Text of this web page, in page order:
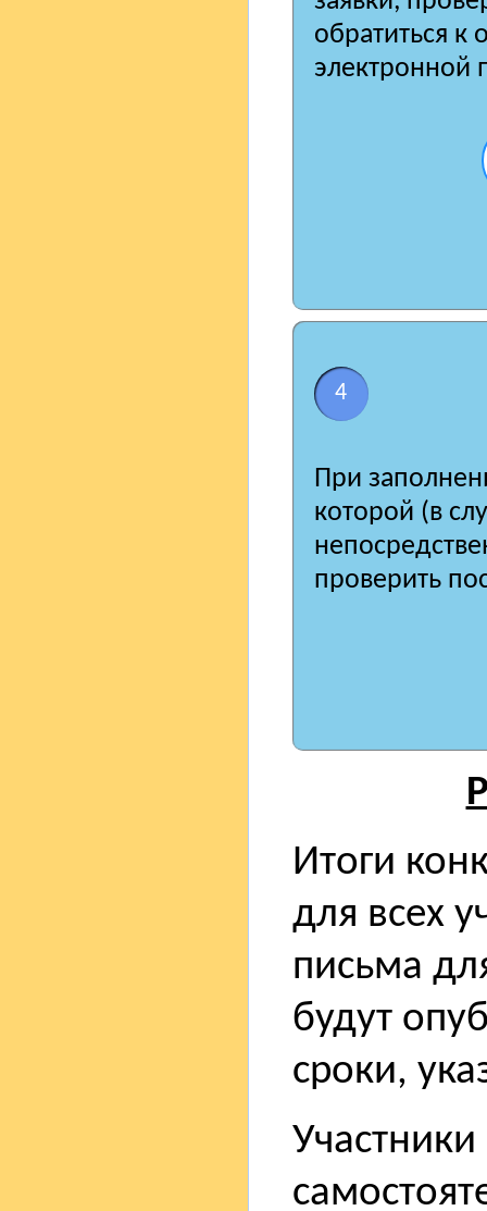
обратиться к
электронной
4
При
которой (в
проверить
Итоги
для всех
письма
будут
сроки,